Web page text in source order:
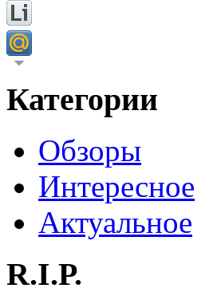
Категории
Обзоры
Интересное
Актуальное
R.I.P.